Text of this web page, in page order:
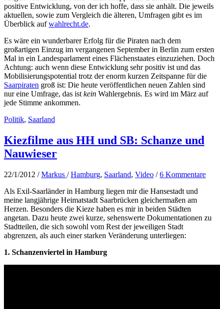
positive Entwicklung, von der ich hoffe, dass sie anhält. Die jeweils
aktuellen, sowie zum Vergleich die älteren, Umfragen gibt es im
Überblick aufwahlrecht.de.
Es wäre ein wunderbarer Erfolg für die Piraten nach dem
großartigen Einzug im vergangenen September in Berlin zum ersten
Mal in ein Landesparlament eines Flächenstaates einzuziehen. Doch
Achtung: auch wenn diese Entwicklung sehr positiv ist und das
Mobilisierungspotential trotz der enorm kurzen Zeitspanne für die
Saarpiraten groß ist: Die heute veröffentlichen neuen Zahlen sind
nur eine Umfrage, das ist kein Wahlergebnis. Es wird im März auf
jede Stimme ankommen.
Politik, Saarland
Kiezfilme aus HH und SB: Schanze und
Nauwieser
22/1/2012 /Markus /Hamburg, Saarland, Video /6 Kommentare
Als Exil-Saarländer in Hamburg liegen mir die Hansestadt und
meine langjährige Heimatstadt Saarbrücken gleichermaßen am
Herzen. Besonders die Kieze haben es mir in beiden Städten
angetan. Dazu heute zwei kurze, sehenswerte Dokumentationen zu
Stadtteilen, die sich sowohl vom Rest der jeweiligen Stadt
abgrenzen, als auch einer starken Veränderung unterliegen:
1. Schanzenviertel in Hamburg